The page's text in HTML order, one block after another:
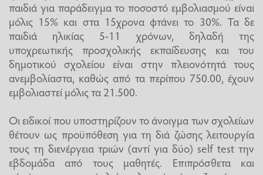
παιδιά για παράδειγμα το ποσοστό εμβολιασμού είναι
μόλις 15% και στα 15χρονα φτάνει το 30%. Τα δε
παιδιά ηλικίας 5-11 χρόνων, δηλαδή της
υποχρεωτικής προσχολικής εκπαίδευσης και του
δημοτικού σχολείου είναι στην πλειονότητά τους
ανεμβολίαστα, καθώς από τα περίπου 750.00, έχουν
εμβολιαστεί μόλις τα 21.500.
Οι ειδικοί που υποστηρίζουν το άνοιγμα των σχολείων
θέτουν ως προϋπόθεση για τη διά ζώσης λειτουργία
τους τη διενέργεια τριών (αντί για δύο) self test την
εβδομάδα από τους μαθητές. Επιπρόσθετα και